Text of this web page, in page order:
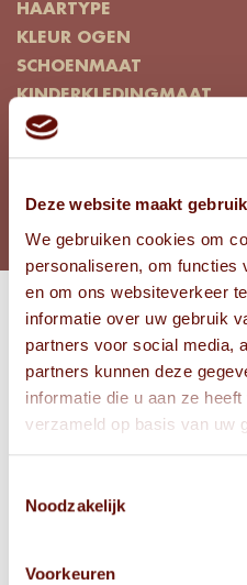
Deze website maakt
We gebruiken cookies om
personaliseren, om functies
en om ons websiteverkeer
informatie over uw gebruik
partners voor social media,
partners kunnen deze
informatie die u aan ze
verzameld op basis van uw
Noodzakelijk
Voorkeuren
HAARTYPE
KLEUR OGEN
SCHOENMAAT
KINDERKLEDINGMAAT